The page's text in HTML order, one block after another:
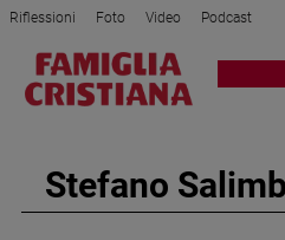
Attualità
Politica
Mondo
Riflessioni Foto Video Podcast
Privacy Policy Chi siamo
Registrati Redazione
Stefano